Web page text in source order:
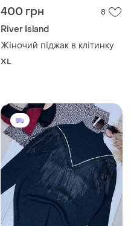
400 грн 8
River Island
Жіночий піджак в клітинку
XL